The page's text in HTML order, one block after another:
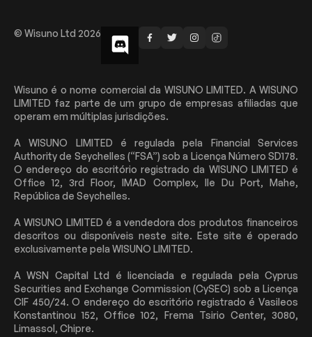
© Wisuno Ltd 2026
Wisuno é o nome comercial da WISUNO LIMITED. A WISUNO
LIMITED faz parte de um grupo de empresas afiliadas que
operam em múltiplas jurisdições.
A WISUNO LIMITED é regulada pela Financial Services
Authority de Seychelles (“FSA”) sob a Licença Número SD178.
O endereço do escritório registrado da WISUNO LIMITED é
Office 12, 3rd Floor, IMAD Complex, Ile Du Port, Mahe,
República de Seychelles.
A WISUNO LIMITED é a vendedora dos produtos financeiros
descritos ou disponíveis neste site. Este site é operado
exclusivamente pela WISUNO LIMITED.
A WSN Capital Ltd é licenciada e regulada pela Cyprus
Securities and Exchange Commission (CySEC) sob a Licença
CIF 450/24. O endereço do escritório registrado é Vasileos
Konstantinou 152, Office 102, Frema Tsirio Center, 3080,
Limassol, Chipre.